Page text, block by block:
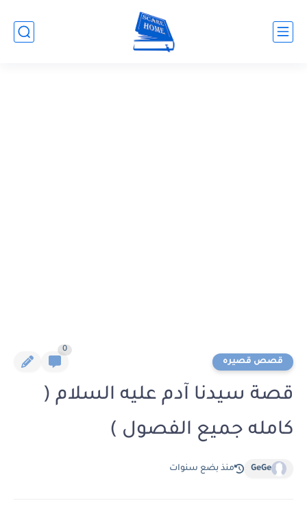
قصص قصيره
0
قصة سيدنا آدم عليه السلام (
كامله جميع الفصول )
GeGe منذ بضع سنوات